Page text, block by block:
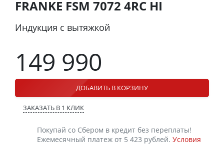
FRANKE FSM 7072 4RC HI
Индукция с вытяжкой
149 990
ДОБАВИТЬ В КОРЗИНУ
ЗАКАЗАТЬ В 1 КЛИК
Покупай со Сбером в кредит без переплаты!
Ежемесячный платеж от 5 423 рублей. Условия